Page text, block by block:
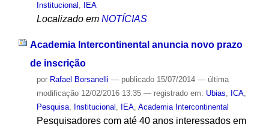
Institucional , IEA
Localizado em NOTÍCIAS
Academia Intercontinental anuncia novo prazo
de inscrição
por Rafael Borsanelli — publicado15/07/2014 — última
modificação12/02/2016 13:35 — registrado em: Ubias, ICA,
Pesquisa, Institucional , IEA, Academia Intercontinental
Pesquisadores com até 40 anos interessados em